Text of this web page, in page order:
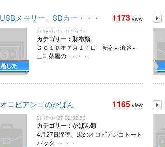
USBメモリー、SDカー・・・ 1173view
2018/07/17 19:46:15
カテゴリー：財布類
２０１８年７月１４日 新宿～渋谷～
三軒茶屋の... ・・・
オロビアンコのかばん 1165view
2018/04/27 02:52:53
カテゴリー：かばん類
4月27日深夜、黒のオロビアンコトート
バック... ・・・